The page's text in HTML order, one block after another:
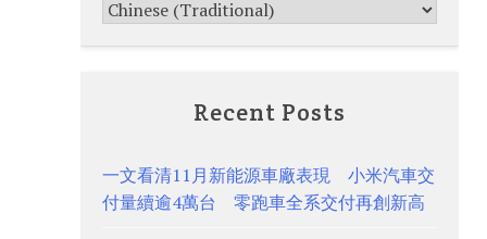
Recent Posts
一文看清11月新能源車廠表現 小米汽車交
付量續逾4萬台 零跑車全系交付再創新高